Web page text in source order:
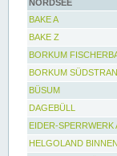
NORDSEE
BAKE A
BAKE Z
BORKUM
BORKUM
BÜSUM
DAGEBÜLL
EIDER-SPERRWERK
HELGOLAND